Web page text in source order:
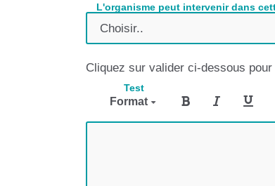
Coodyssée
Délégation des SCOP et
EUROSCOPE
France Active PACA
L'organisme peut intervenir dans
Cliquez sur valider ci-dessous
Test
Format